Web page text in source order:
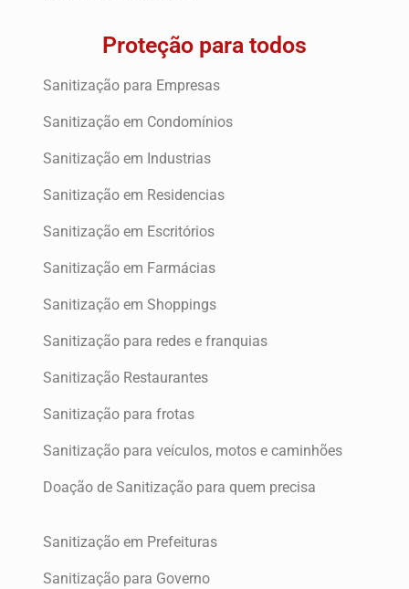
Proteção para todos
Sanitização para Empresas
Sanitização em Condomínios
Sanitização em Industrias
Sanitização em Residencias
Sanitização em Escritórios
Sanitização em Farmácias
Sanitização em Shoppings
Sanitização para redes e franquias
Sanitização Restaurantes
Sanitização para frotas
Sanitização para veículos, motos e caminhões
Doação de Sanitização para quem precisa
Sanitização em Prefeituras
Sanitização para Governo